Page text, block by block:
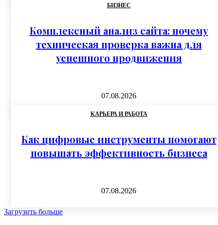
БИЗНЕС
Комплексный анализ сайта: почему
техническая проверка важна для
успешного продвижения
07.08.2026
КАРЬЕРА И РАБОТА
Как цифровые инструменты помогают
повышать эффективность бизнеса
07.08.2026
Загрузить больше